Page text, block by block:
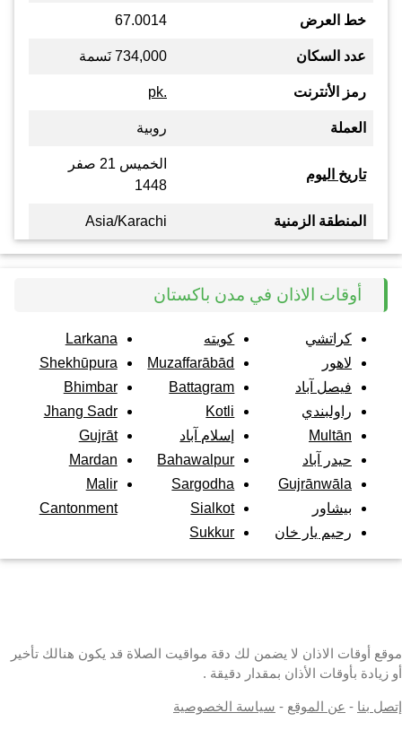
خط العرض 67.0014
عدد السكان 734,000 نَسمة
رمز الأنترنت .pk
العملة روبية
تاريخ اليوم
الخميس 21 صفر
1448
المنطقة الزمنية Asia/Karachi
أوقات الاذان في مدن باكستان
كراتشي
لاهور
فيصل آباد
راولبندي
Multān
حيدر آباد
Gujrānwāla
بيشاور
رحيم يار خان
كويته
Muzaffarābād
Battagram
Kotli
إسلام آباد
Bahawalpur
Sargodha
Sialkot
Sukkur
Larkana
Shekhūpura
Bhimbar
Jhang Sadr
Gujrāt
Mardan
Malir
Cantonment
موقع أوقات الاذان لا يضمن لك دقة مواقيت الصلاة قد يكون هنالك تأخير
أو زيادة بأوقات الأذان بمقدار دقيقة .
إتصل بنا - عن الموقع - سياسة الخصوصية